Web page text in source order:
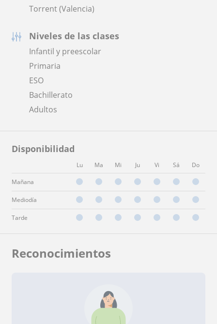
Torrent (Valencia)
Niveles de las clases
Infantil y preescolar
Primaria
ESO
Bachillerato
Adultos
Disponibilidad
Lu Ma Mi Ju Vi Sá Do
Mañana
Mediodía
Tarde
Reconocimientos